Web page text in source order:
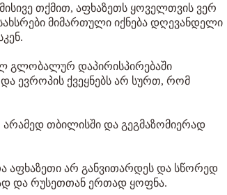
თქმით, აფხაზეთს ყოველთვის ვერ
მიმართული იქნება დღევანდელი
გლობალურ დაპირისპირებაში
ევროპის ქვეყნებს არ სურთ, რომ
არამედ თბილისში და გეგმაზომიერად
აფხაზეთი არ განვითარდეს და სწორედ
და რუსეთთან ერთად ყოფნა.